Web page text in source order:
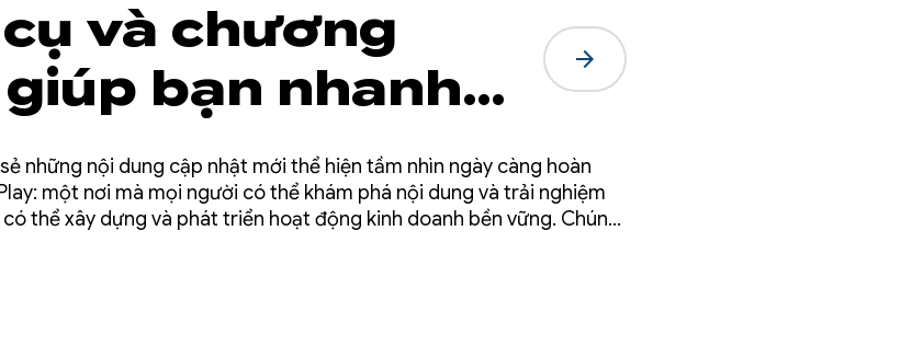
và chương
bạn nhanh
công trên
arrow_forward
những nội dung cập nhật mới thể hiện tầm nhìn ngày càng hoàn
một nơi mà mọi người có thể khám phá nội dung và trải nghiệm
thể xây dựng và phát triển hoạt động kinh doanh bền vững. Chúng
cho bạn và đó là trọng tâm trong các khoản đầu tư liên tục của